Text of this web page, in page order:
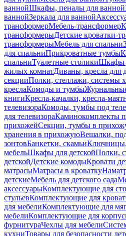
ваннойШкафы, пеналы для ванной
ваннойЗеркала для ванной
трансформерМебель-трансформер
трансформерыДетские кроватки-
трансформерыМебель для спальни
для спальниПрикроватные тумбы
спальниТуалетные столикиШкафы
жилых комнатДиваны, кресла для
секцииПолки, стеллажи, системы
креслаКомоды и тумбы
книгиКресла-качалки, кресла-
телевизораКомоды, тумбы под
для телевизораКаминокомплекты
прихожейСекции, тумбы в
хранения в прихожуюВешалки,
зонтовБанкетки, скамьиКлючницы,
мебельШкафы для детскойПолки,
детскойДетские комодыКровати
матрасыМатрасы в кроватку
детскиеМебель для детского сада
аксессуарыКомплектующие для
стульевКомплектующие для
для мебелиКомплектующие для
мебелиКомплектующие для
фурнитураЧехлы для мебели
кухниТовары для безопасности